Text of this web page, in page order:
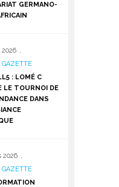
GERMANO-
,
GAZETTE
: LOMÉ C
LE TOURNOI DE
DANS
2026 ,
GAZETTE